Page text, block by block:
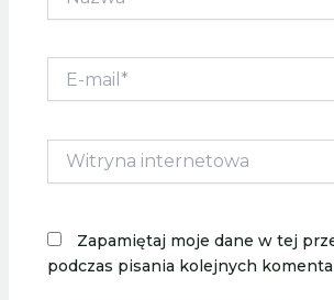
mail*
Witryna
internetowa
Zapamiętaj moje dane w tej
podczas pisania kolejnych